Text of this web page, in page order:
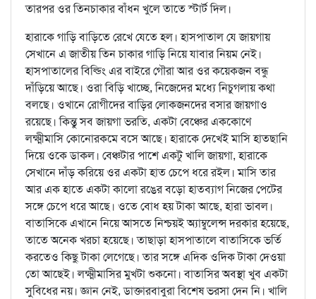
তারপর ওর তিনচাকার বাঁধন খুলে তাতে স্টার্ট দিল।
হারাকে গাড়ি বাড়িতে রেখে যেতে হল। হাসপাতাল যে জায়গায়
সেখানে এ জাতীয় তিন চাকার গাড়ি নিয়ে যাবার নিয়ম নেই।
হাসপাতালের বিল্ডিং এর বাইরে গৌরা আর ওর কয়েকজন বন্ধু
দাঁড়িয়ে আছে। ওরা বিড়ি খাচ্ছে, নিজেদের মধ্যে নিচুগলায় কথা
বলছে। ওখানে রোগীদের বাড়ির লোকজনদের বসার জায়গাও
রয়েছে। কিন্তু সব জায়গা ভরতি, একটা বেঞ্চের এককোণে
লক্ষ্মীমাসি কোনোরকমে বসে আছে। হারাকে দেখেই মাসি হাতছানি
দিয়ে ওকে ডাকল। বেঞ্চটার পাশে একটু খালি জায়গা, হারাকে
সেখানে দাঁড় করিয়ে ওর একটা হাত চেপে ধরে রইল। মাসি তার
আর এক হাতে একটা কালো রঙের বড়ো হাতব্যাগ নিজের পেটের
সঙ্গে চেপে ধরে আছে। ওতে বোধ হয় টাকা আছে, হারা ভাবল।
বাতাসিকে এখানে নিয়ে আসতে নিশ্চয়ই অ্যাম্বুলেন্স দরকার হয়েছে,
তাতে অনেক খরচা হয়েছে। তাছাড়া হাসপাতালে বাতাসিকে ভর্তি
করতেও কিছু টাকা লেগেছে। তার সঙ্গে এদিক ওদিক টাকা দেওয়া
তো আছেই। লক্ষ্মীমাসির মুখটা শুকনো। বাতাসির অবস্থা খুব একটা
সুবিধের নয়। জ্ঞান নেই, ডাক্তারবাবুরা বিশেষ ভরসা দেন নি। খালি